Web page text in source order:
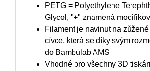
PETG = Polyethylene
Glycol, "+" znamená
Filament je navinut na
cívce, která se díky svým
do Bambulab AMS
Vhodné pro všechny 3D